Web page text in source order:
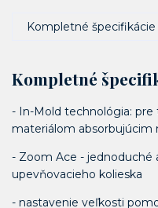
Kompletné špecifikácie
Kompletné
- In-Mold technológia: pre
materiálom absorbujúcim
- Zoom Ace - jednoduché
upevňovacieho kolieska
- nastavenie veľkosti